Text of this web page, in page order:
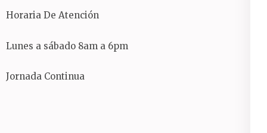
Horaria De Atención
Lunes a sábado 8am a 6pm
Jornada Continua